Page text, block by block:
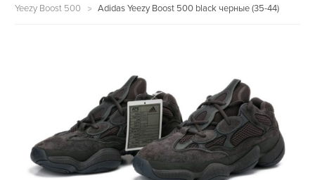
Yeezy Boost 500
Adidas Yeezy Boost 500 black черные (35-44)